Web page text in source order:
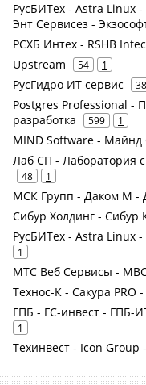
РусБИТех - Astra Linux
Энт Сервисез -
РСХБ Интех - RSHB
Upstream 54 1
РусГидро ИТ сервис 38
Postgres Professional -
разработка
599 1
MIND Software - Майнд
Лаб СП - Лаборатория
48 1
МСК Групп - Даком М -
Сибур Холдинг - Сибур
РусБИТех - Astra Linux
1
МТС Веб Сервисы - МВС
Технос-К - Сакура PRO
ГПБ - ГС-инвест - ГПБ-
1
Техинвест - Icon Group